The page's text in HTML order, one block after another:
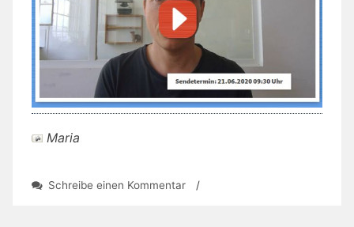
Maria
Schreibe einen Kommentarzu /